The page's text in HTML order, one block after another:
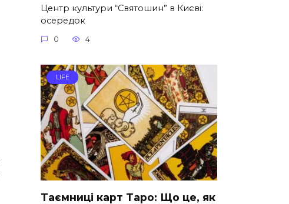
Центр культури “Святошин” в Києві:
осередок
0 4
LIFE
Таємниці карт Таро: Що це, як